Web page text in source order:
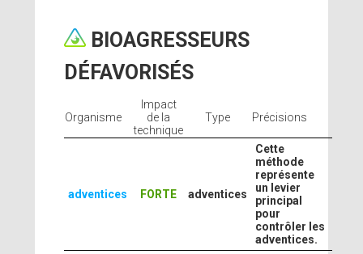
BIOAGRESSEURS
DÉFAVORISÉS
Organisme
Impact
de la
technique
Type Précisions
adventices FORTE adventices
Cette
méthode
représente
un levier
principal
pour
contrôler les
adventices.